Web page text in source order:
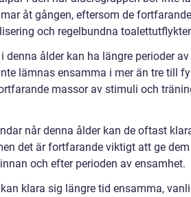
åt gången, eftersom de fortfarande
och regelbundna
denna ålder kan ha längre perioder av
lämnas ensamma i mer än tre till
massor av stimuli och
når denna ålder kan de oftast
det är fortfarande viktigt att ge dem
och efter perioden av ensamhet.
klara sig längre tid ensamma,